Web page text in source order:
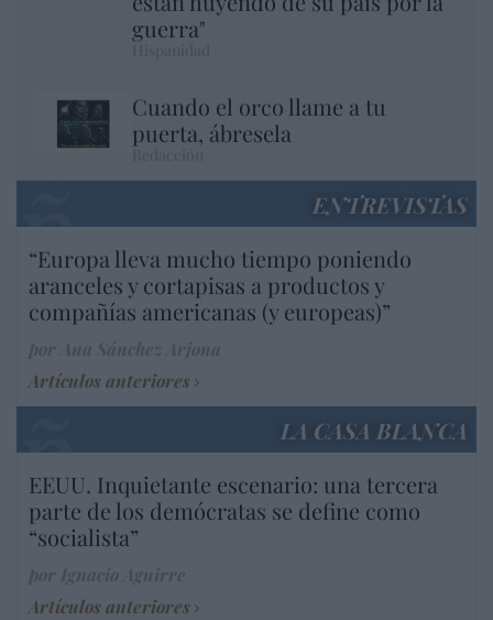
guerra"
Cuando el orco llame a tu
puerta, ábresela
ENTREVISTAS
“Europa lleva mucho tiempo poniendo
aranceles y cortapisas a productos y
compañías americanas (y europeas)”
Artículos anteriores
LA CASA BLANCA
EEUU. Inquietante escenario: una tercera
parte de los demócratas se define como
“socialista”
Artículos anteriores